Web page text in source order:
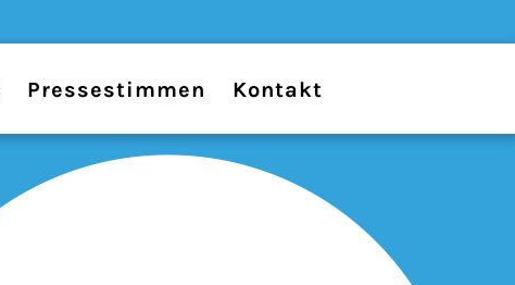
Pressestimmen Kontakt